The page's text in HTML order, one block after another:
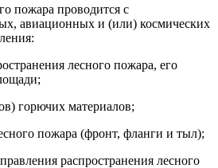
пожара проводится с
авиационных и (или) космических
лесного пожара, его
горючих материалов;
пожара (фронт, фланги и тыл);
распространения лесного